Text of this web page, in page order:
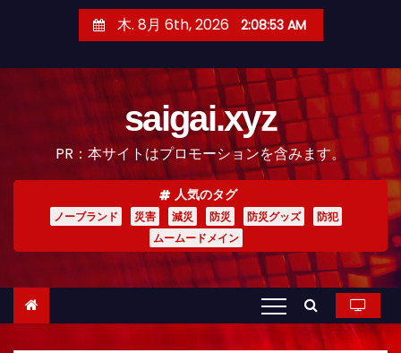
木. 8月 6th, 2026 2:08:55 AM
saigai.xyz
PR：本サイトはプロモーションを含みます。
人気のタグ
ノーブランド 災害 減災 防災 防災グッズ
防犯
ムームードメイン